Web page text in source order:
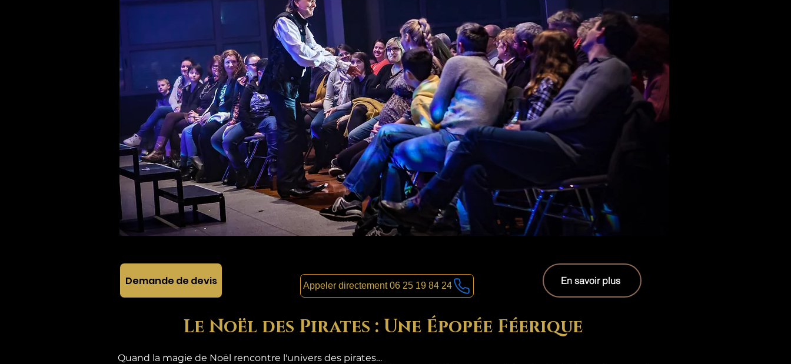
Demande de devis Appeler directement 06 25 19 84 24 En savoir plus
Le Noël des Pirates : Une Épopée Féerique
Quand la magie de Noël rencontre l'univers des pirates…